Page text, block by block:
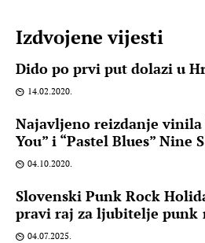
Izdvojene vijesti
Dido po prvi put dolazi u
14.02.2020.
Najavljeno reizdanje vinila
You” i “Pastel Blues” Nine
04.10.2020.
Slovenski Punk Rock
pravi raj za ljubitelje punk
04.07.2025.